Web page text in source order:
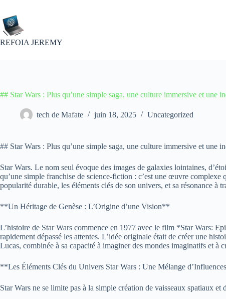
contenu
REFOIA JEREMY
## Star Wars : Plus qu’une simple saga, une culture immersive et une
tech de Mafate juin 18, 2025 Uncategorized
## Star Wars : Plus qu’une simple saga, une culture immersive et une
Star Wars. Le nom seul évoque des images de galaxies lointaines,
qu’une simple franchise de science-fiction : c’est une œuvre
popularité durable, les éléments clés de son univers, et sa résonance à
**Un Héritage de Genèse : L’Origine d’une Vision**
L’histoire de Star Wars commence en 1977 avec le film *Star Wars:
rapidement dépassé les attentes. L’idée originale était de créer une
Lucas, combinée à sa capacité à imaginer des mondes imaginatifs et à
**Les Éléments Clés du Univers Star Wars : Une Mélange
Star Wars ne se limite pas à la simple création de vaisseaux spatiaux